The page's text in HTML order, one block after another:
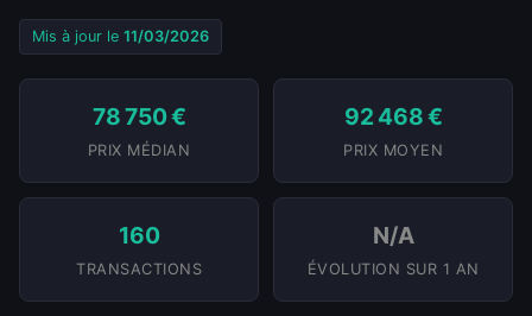
Mis à jour le 11/03/2026
78 750 €
PRIX MÉDIAN
92 468 €
PRIX MOYEN
160
TRANSACTIONS
N/A
ÉVOLUTION SUR 1 AN